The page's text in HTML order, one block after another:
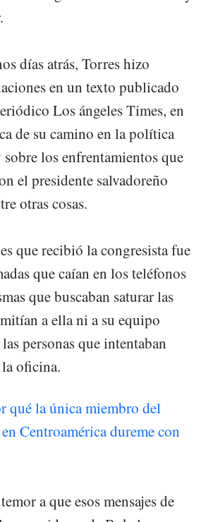
días atrás, Torres hizo
en un texto publicado
Los ángeles Times, en
de su camino en la política
los enfrentamientos que
el presidente salvadoreño
otras cosas.
que recibió la congresista fue
que caían en los teléfonos
que buscaban saturar las
a ella ni a su equipo
personas que intentaban
oficina.
qué la única miembro del
Centroamérica dureme con
a que esos mensajes de